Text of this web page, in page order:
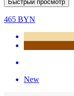
Быстрый просмотр
465 BYN
New